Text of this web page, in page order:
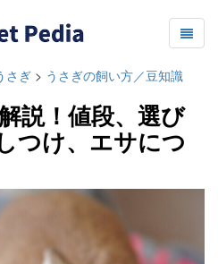
さぎ > うさぎの飼い方／豆知識
説！値段、選び
つけ、エサにつ